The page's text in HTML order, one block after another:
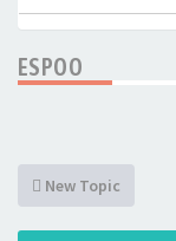
ESPOO
New Topic